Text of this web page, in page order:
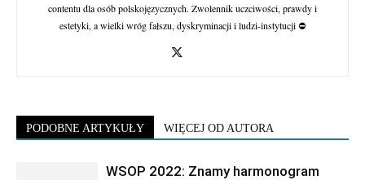
contentu dla osób polskojęzycznych. Zwolennik uczciwości, prawdy i
estetyki, a wielki wróg fałszu, dyskryminacji i ludzi-instytucji ⛔
PODOBNE ARTYKUŁY WIĘCEJ OD AUTORA
WSOP 2022: Znamy harmonogram